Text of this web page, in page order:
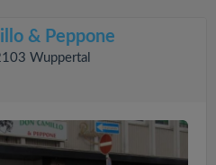
& Peppone
Wuppertal